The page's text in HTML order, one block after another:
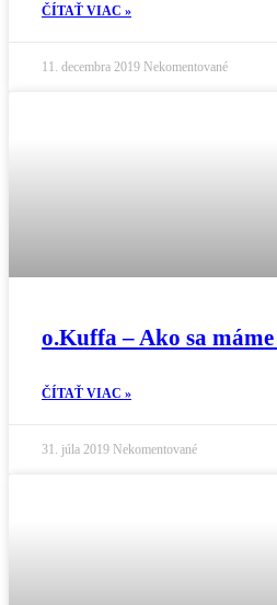
ČÍTAŤ VIAC »
11. decembra 2019 Nekomentované
o.Kuffa – Ako sa
ČÍTAŤ VIAC »
31. júla 2019 Nekomentované